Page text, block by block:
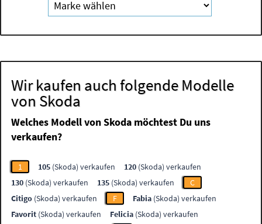
Wir kaufen auch folgende Modelle
von Skoda
Welches Modell von Skoda möchtest Du uns
verkaufen?
1 105 (Skoda) verkaufen 120 (Skoda) verkaufen
130 (Skoda) verkaufen 135 (Skoda) verkaufen
C
Citigo (Skoda) verkaufen F Fabia (Skoda) verkaufen
Favorit (Skoda) verkaufen Felicia (Skoda) verkaufen